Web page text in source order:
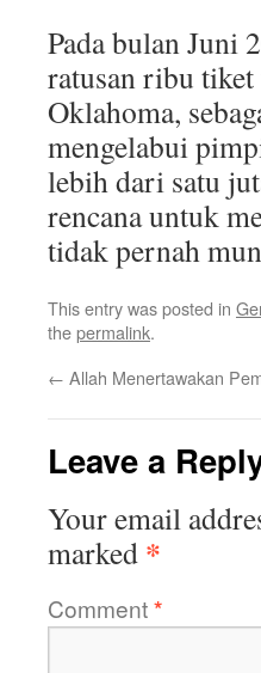
Pada bulan Juni
ratusan ribu
Oklahoma,
mengelabui
lebih dari satu
rencana untuk
tidak pernah
This entry was posted in
thepermalink.
← Allah Menertawakan
Leave a
Your email
marked *
Comment*